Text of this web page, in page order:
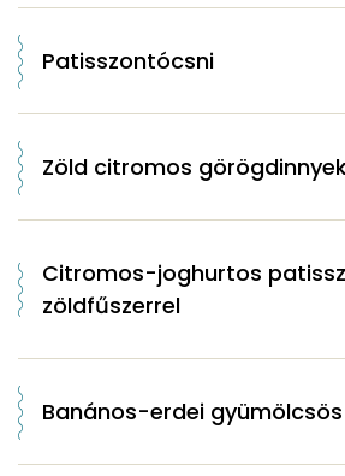
Patisszontócsni
Zöld citromos
Citromos-joghurtos
zöldfűszerrel
Banános-erdei